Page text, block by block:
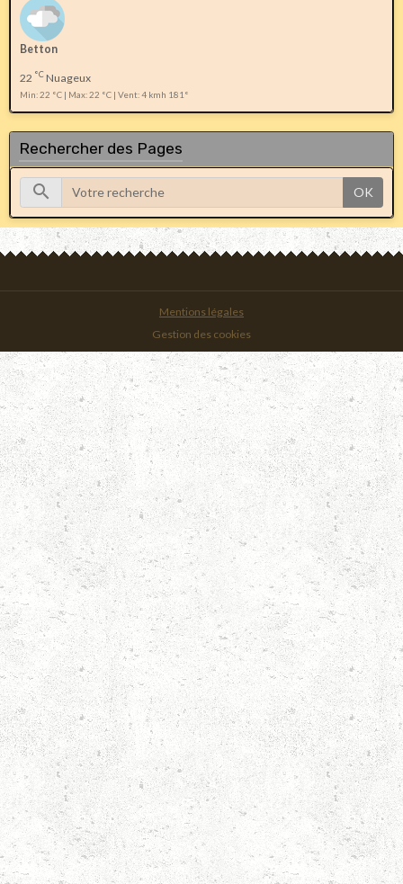
Betton
22 °CNuageux
Min: 22 °C | Max: 22 °C | Vent: 4 kmh 181°
Rechercher des Pages
OK
Mentions légales
Gestion des cookies